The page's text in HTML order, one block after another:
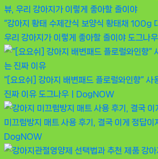
“강아지 황태 수제간식 보양식 황태채 100g
우리 강아지가 이렇게 좋아할 줄이야 도그나
“[요요쉬] 강아지 배변패드 플로럴와인향” 사
진짜 이유 도그나우ㅣDogNOW
미끄럼방지 매트 사용 후기, 결국 이게 정답이
DogNOW
강